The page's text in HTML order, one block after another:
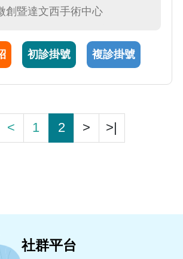
院醫師，教學住院醫師等殊榮，
，樂於分享相關醫療專業以及衛
創暨達文西手術中心
初診掛號 複診掛號
< 1 2 > >|
社群平台